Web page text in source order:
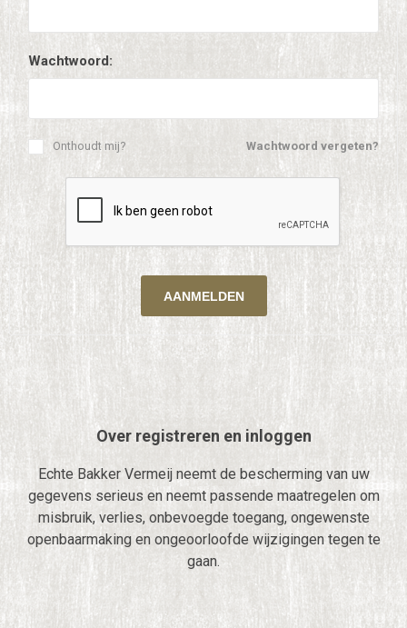
Wachtwoord:
Wachtwoord vergeten?
Onthoudt mij?
Over registreren en inloggen
Echte Bakker Vermeij neemt de bescherming van uw
gegevens serieus en neemt passende maatregelen om
misbruik, verlies, onbevoegde toegang, ongewenste
openbaarmaking en ongeoorloofde wijzigingen tegen te
gaan.